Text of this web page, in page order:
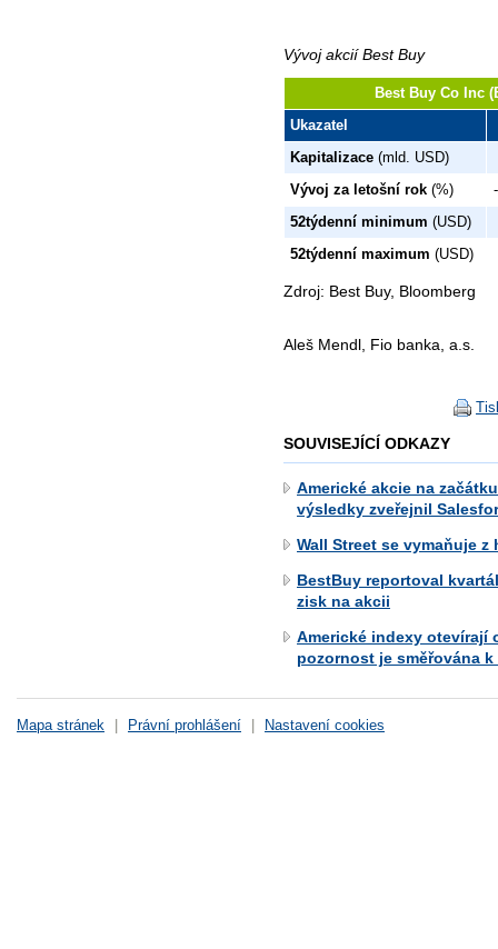
Vývoj akcií Best Buy
Best Buy Co Inc
Ukazatel
Kapitalizace (mld. USD)
Vývoj za letošní rok (%)
52týdenní minimum (USD)
52týdenní maximum (USD)
Zdroj: Best Buy, Bloomberg
Aleš Mendl, Fio banka, a.s.
SOUVISEJÍCÍ ODKAZY
Americké akcie na
výsledky zveřejnil
Wall Street se vymaňuje
BestBuy reportoval
zisk na akcii
Americké indexy otevírají
pozornost je směřována k
Mapa stránek | Právní prohlášení | Nastavení cookies